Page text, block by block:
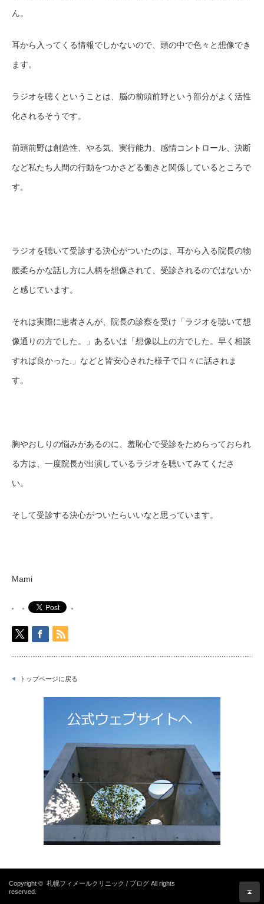
ん。
耳から入ってくる情報でしかないので、頭の中で色々と想像でき
ます。
ラジオを聴くということは、脳の前頭前野という部分がよく活性
化されるそうです。
前頭前野は創造性、やる気、実行能力、感情コントロール、決断
など私たち人間の行動をつかさどる働きと関係しているところで
す。
ラジオを聴いて受診する決心がついたのは、耳から入る院長の物
腰柔らかな話し方に人柄を想像されて、受診されるのではないか
と感じています。
それは実際に患者さんが、院長の診察を受け「ラジオを聴いて想
像通りの方でした。」あるいは「想像以上の方でした。早く相談
すれば良かった.」などと皆安心された様子で口々に話されま
す。
胸やおしりの悩みがあるのに、羞恥心で受診をためらっておられ
る方は、一度院長が出演しているラジオを聴いてみてくださ
い。
そして受診する決心がついたらいいなと思っています。
Mami
トップページに戻る
Copyright © 札幌フィメールクリニック / ブログ All rights
reserved.